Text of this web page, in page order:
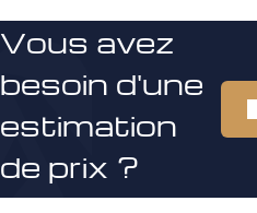
Vous avez
besoin d'une
estimation
de prix ?